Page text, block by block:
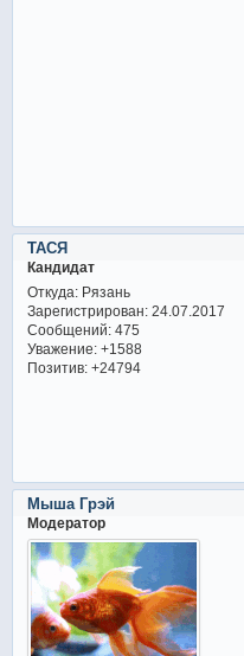
ТАСЯ
Кандидат
Откуда:Рязань
Зарегистрирован: 24.07.2017
Сообщений:475
Уважение: +1588
Позитив: +24794
Мыша Грэй
Модератор